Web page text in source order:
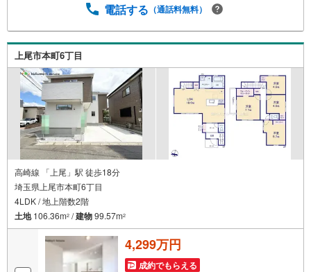
とも、十分理解した上でご選択できます☆彡■現在、車のロ
ださい。■低金利の今だからこそ、住宅ローン審査が緩やか
な傾向にあります。
電話する （通話料無料）
上尾市本町6丁目
高崎線 「上尾」駅 徒歩18分
埼玉県上尾市本町6丁目
4LDK / 地上階数2階
土地106.36m2 /建物99.57m2
4,299万円
成約でもらえる